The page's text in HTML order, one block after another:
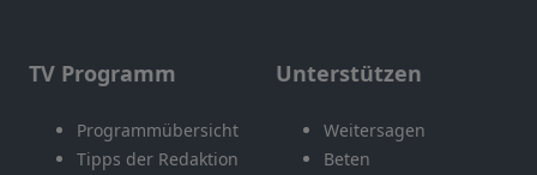
TV Programm
Programmübersicht
Tipps der Redaktion
Unterstützen
Weitersagen
Beten